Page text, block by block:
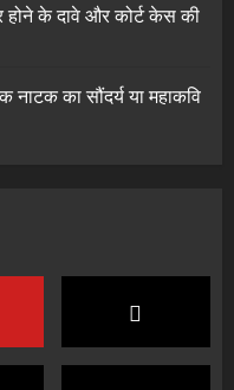
होने के दावे और कोर्ट केस की
नाटक का सौंदर्य या महाकवि